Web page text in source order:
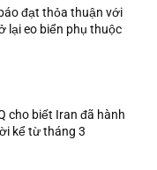
đạt thỏa thuận với
lại eo biển phụ thuộc
cho biết Iran đã hành
kể từ tháng 3